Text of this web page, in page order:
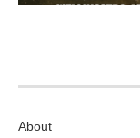
About